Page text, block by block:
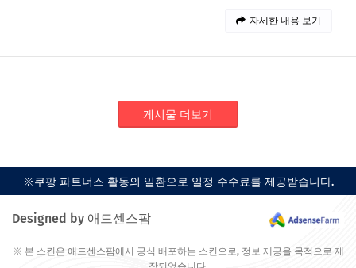
자세한 내용 보기
게시물 더보기
※쿠팡 파트너스 활동의 일환으로 일정 수수료를 제공받습니다.
Designed by 애드센스팜
※ 본 스킨은 애드센스팜에서 공식 배포하는 스킨으로, 정보 제공을 목적으로 제